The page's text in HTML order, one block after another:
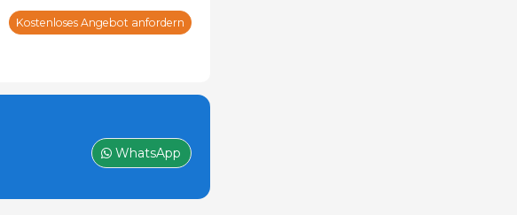
Kostenloses Angebot anfordern
WhatsApp